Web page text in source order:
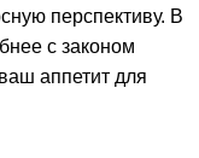
перспективу. В
с законом
аппетит для